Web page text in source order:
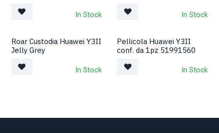
In Stock In Stock
Roar Custodia Huawei Y3II
Jelly Grey
In Stock
Pellicola Huawei Y3II
conf. da 1pz 51991560
In Stock